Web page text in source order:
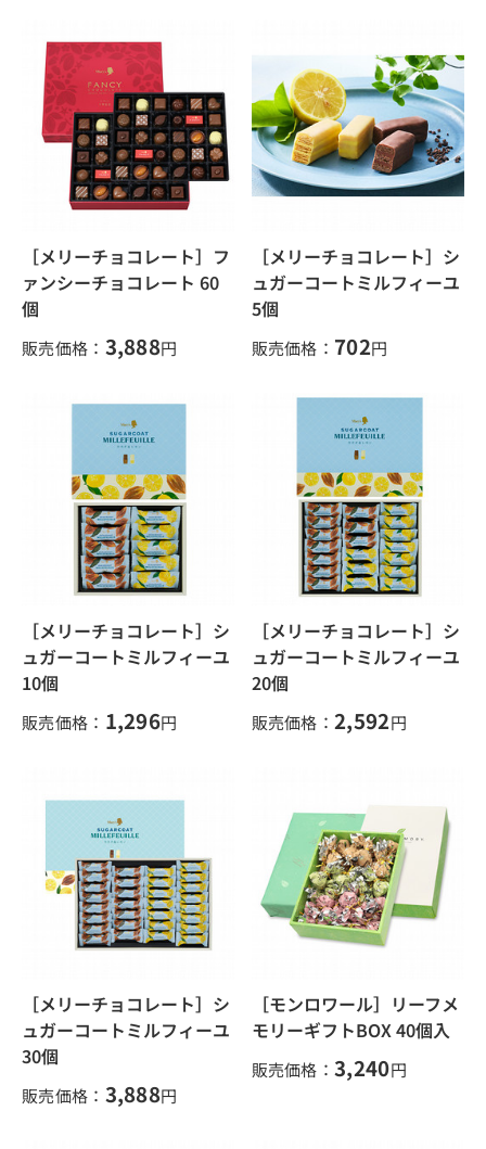
［メリーチョコレート］フ
ァンシーチョコレート 60
個
販売価格： 3,888円
［メリーチョコレート］シ
ュガーコートミルフィーユ
5個
販売価格： 702円
［メリーチョコレート］シ
ュガーコートミルフィーユ
10個
販売価格： 1,296円
［メリーチョコレート］シ
ュガーコートミルフィーユ
20個
販売価格： 2,592円
［メリーチョコレート］シ
ュガーコートミルフィーユ
30個
販売価格： 3,888円
［モンロワール］リーフメ
モリーギフトBOX 40個入
販売価格： 3,240円